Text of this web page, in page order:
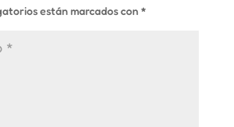
están marcados con*